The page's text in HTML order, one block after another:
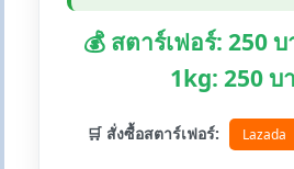
💰 สตาร์เฟอร์: 250
1kg: 250 บ
🛒 สั่งซื้อสตาร์เฟอร์: Lazada